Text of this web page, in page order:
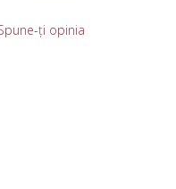
ţi opinia